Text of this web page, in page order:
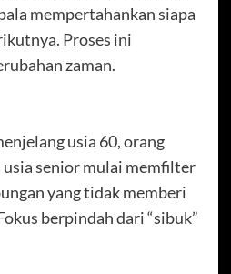
mempertahankan siapa
Proses ini
zaman.
usia 60, orang
usia senior mulai memfilter
yang tidak memberi
berpindah dari “sibuk”